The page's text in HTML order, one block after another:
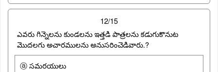
12/15
ఎవరు గిన్నెలను కుండలను ఇత్తడి పాత్రలను కడుగుకొనుట
మొదలగు అచారములను అనుసరించెడివారు.?
ⓐ సమరయులు